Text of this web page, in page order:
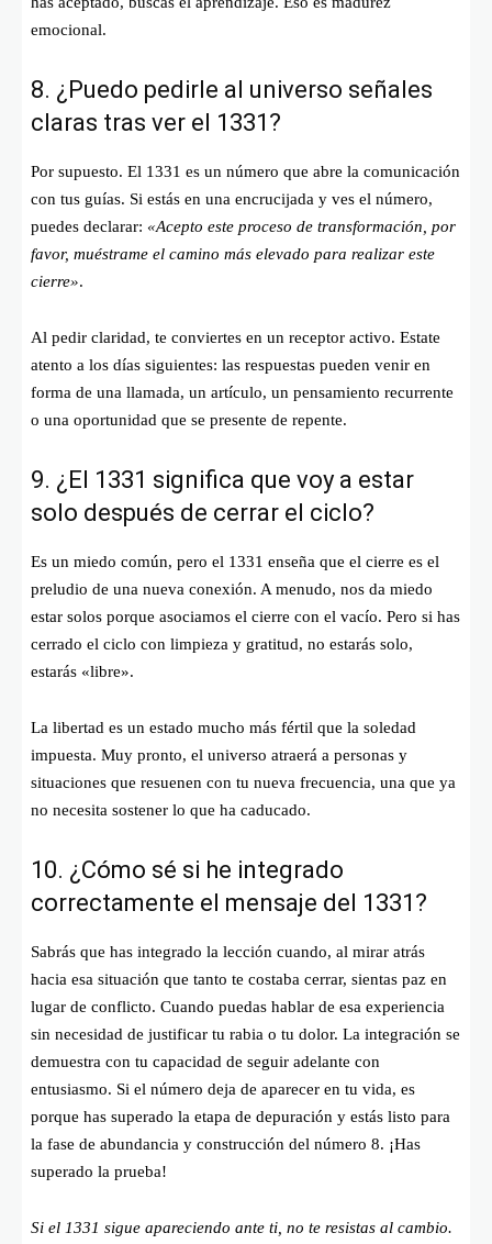
emocional.
8. ¿Puedo pedirle al universo señales
claras tras ver el 1331?
Por supuesto. El 1331 es un número que abre la comunicación
con tus guías. Si estás en una encrucijada y ves el número,
puedes declarar: «Acepto este proceso de transformación, por
favor, muéstrame el camino más elevado para realizar este
cierre».
Al pedir claridad, te conviertes en un receptor activo. Estate
atento a los días siguientes: las respuestas pueden venir en
forma de una llamada, un artículo, un pensamiento recurrente
o una oportunidad que se presente de repente.
9. ¿El 1331 significa que voy a estar
solo después de cerrar el ciclo?
Es un miedo común, pero el 1331 enseña que el cierre es el
preludio de una nueva conexión. A menudo, nos da miedo
estar solos porque asociamos el cierre con el vacío. Pero si has
cerrado el ciclo con limpieza y gratitud, no estarás solo,
estarás «libre».
La libertad es un estado mucho más fértil que la soledad
impuesta. Muy pronto, el universo atraerá a personas y
situaciones que resuenen con tu nueva frecuencia, una que ya
no necesita sostener lo que ha caducado.
10. ¿Cómo sé si he integrado
correctamente el mensaje del 1331?
Sabrás que has integrado la lección cuando, al mirar atrás
hacia esa situación que tanto te costaba cerrar, sientas paz en
lugar de conflicto. Cuando puedas hablar de esa experiencia
sin necesidad de justificar tu rabia o tu dolor. La integración se
demuestra con tu capacidad de seguir adelante con
entusiasmo. Si el número deja de aparecer en tu vida, es
porque has superado la etapa de depuración y estás listo para
la fase de abundancia y construcción del número 8. ¡Has
superado la prueba!
Si el 1331 sigue apareciendo ante ti, no te resistas al cambio.